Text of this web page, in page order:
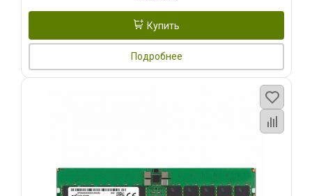
Купить
Подробнее